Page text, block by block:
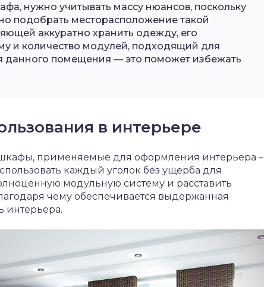
нужно учитывать массу нюансов, поскольку
подобрать месторасположение такой
аккуратно хранить одежду, его
и количество модулей, подходящий для
данного помещения — это поможет избежать
в интерьере
применяемые для оформления интерьера –
каждый уголок без ущерба для
модульную систему и расставить
чему обеспечивается выдержанная
интерьера.